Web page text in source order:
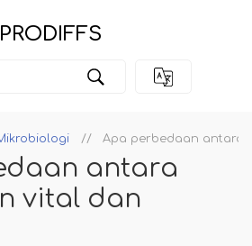
PRODIFFS
Apa perbedaan antara
antara
vital dan